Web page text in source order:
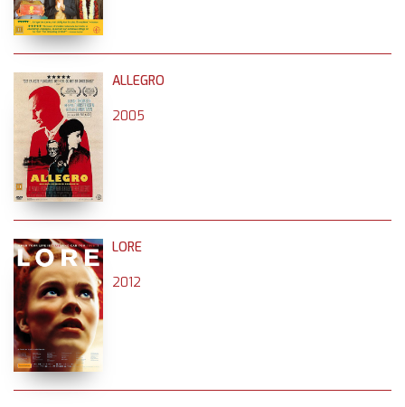
ALLEGRO
2005
LORE
2012